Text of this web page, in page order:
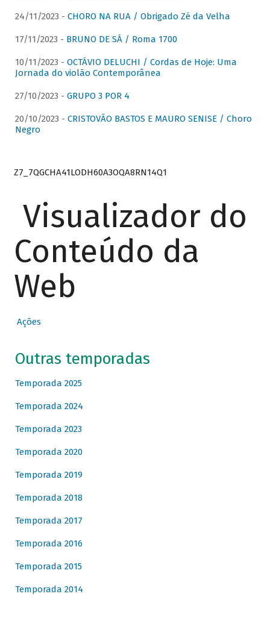
24/11/2023 - CHORO NA RUA / Obrigado Zé da Velha
17/11/2023 - BRUNO DE SÁ / Roma 1700
10/11/2023 - OCTÁVIO DELUCHI / Cordas de Hoje: Uma
Jornada do violão Contemporânea
27/10/2023 - GRUPO 3 POR 4
20/10/2023 - CRISTOVÃO BASTOS E MAURO SENISE / Choro
Negro
Z7_7QGCHA41LODH60A3OQA8RN14Q1
Visualizador do
Conteúdo da
Web
Ações
Outras temporadas
Temporada 2025
Temporada 2024
Temporada 2023
Temporada 2020
Temporada 2019
Temporada 2018
Temporada 2017
Temporada 2016
Temporada 2015
Temporada 2014